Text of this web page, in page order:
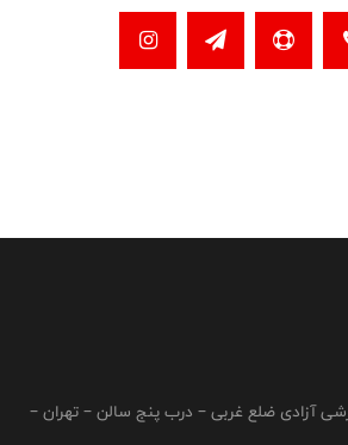
آزادی ضلع غربی – درب پنج سالن – تهران –